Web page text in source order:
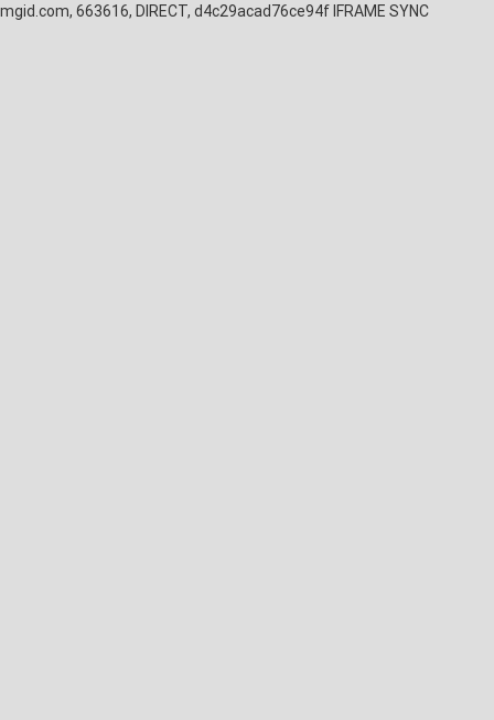
mgid.com, 663616, DIRECT, d4c29acad76ce94f IFRAME SYNC